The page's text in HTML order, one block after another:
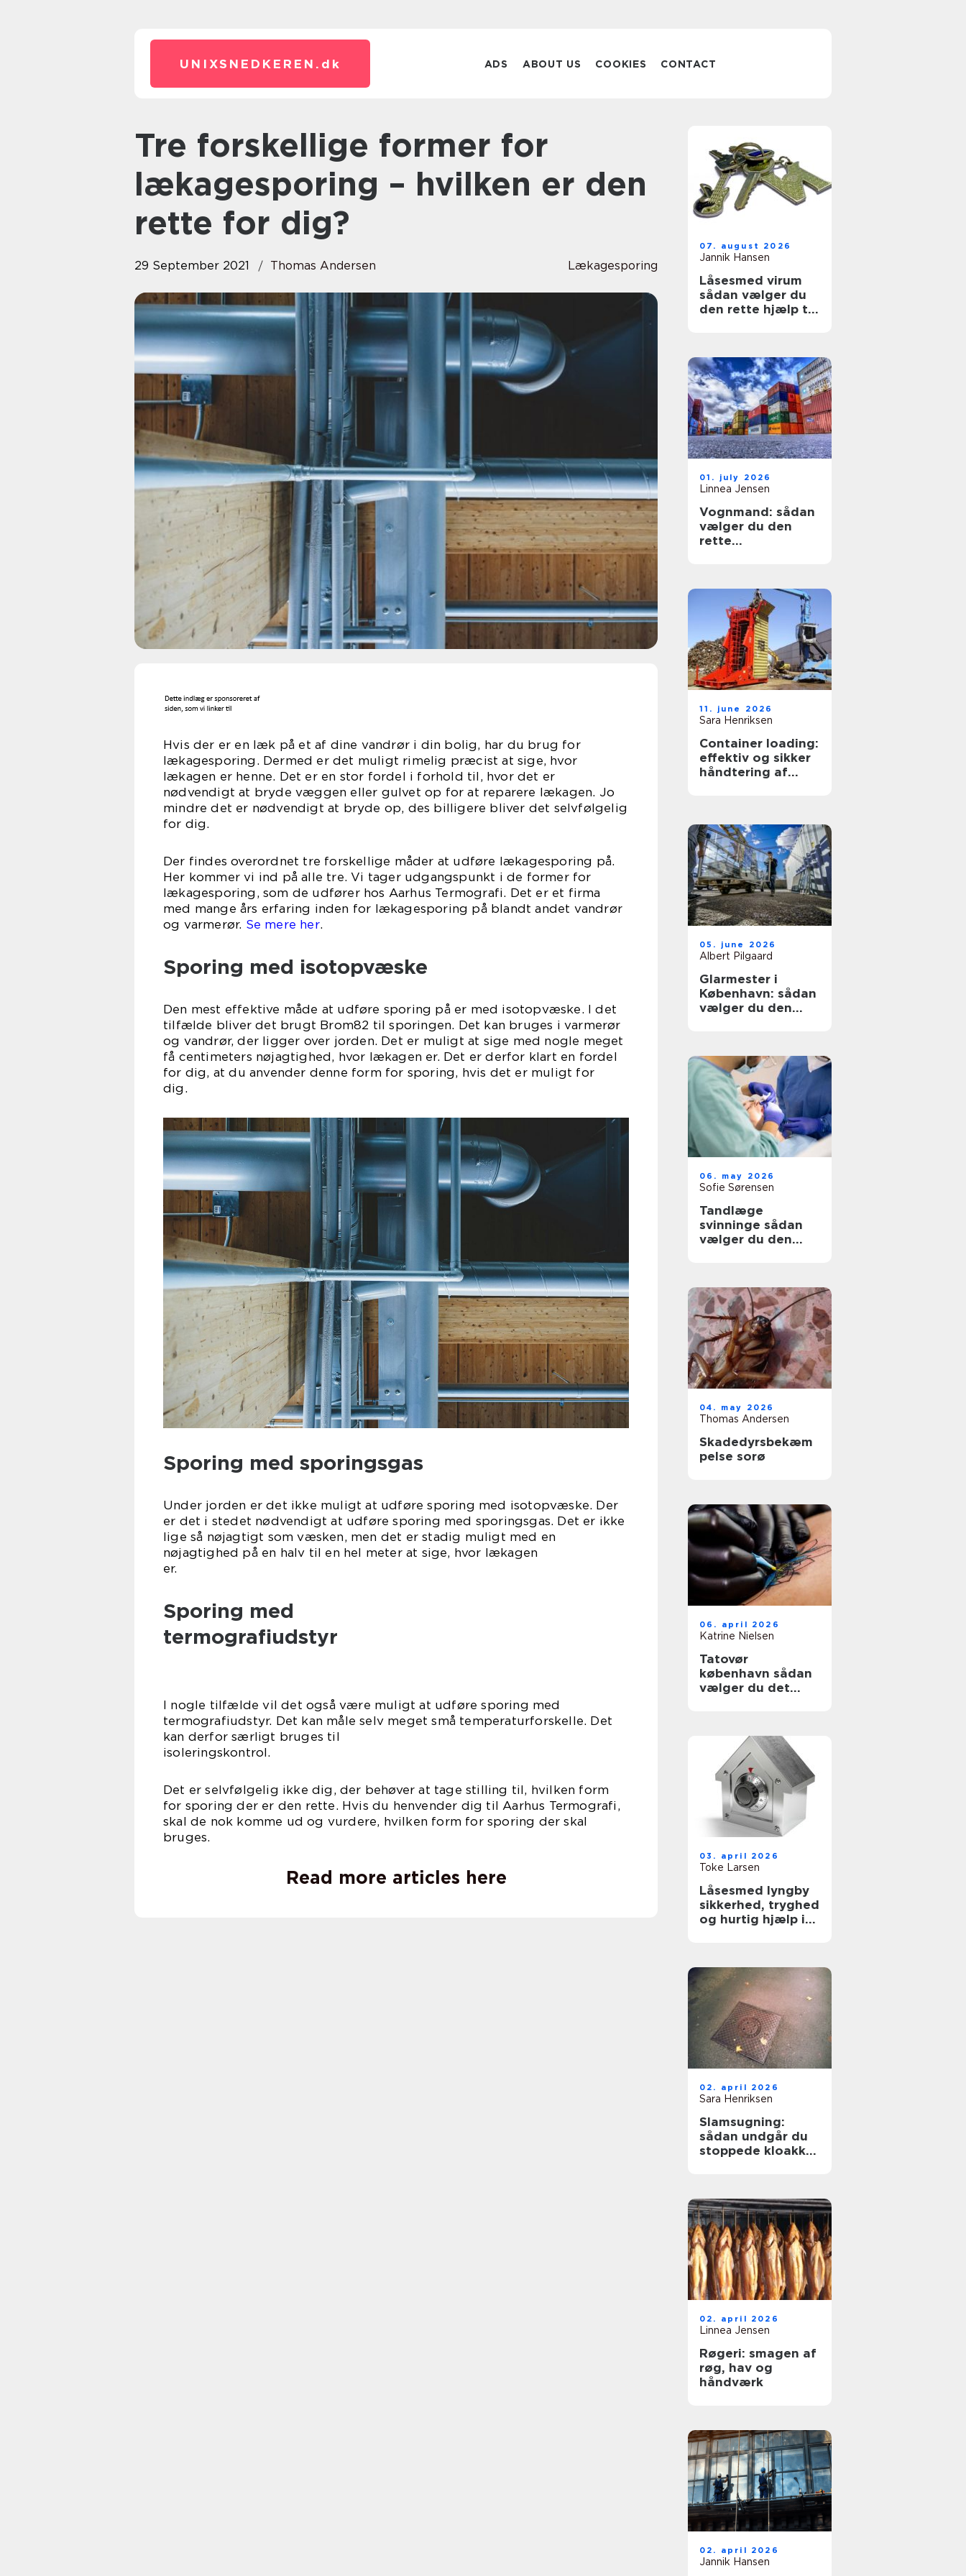
UNIXSNEDKEREN. dk ADS ABOUT US COOKIES CONTACT
Tre forskellige former for
lækagesporing – hvilken er den
rette for dig?
29 September 2021 Thomas Andersen Lækagesporing
Hvis der er en læk på et af dine vandrør i din bolig, har du brug for
lækagesporing. Dermed er det muligt rimelig præcist at sige, hvor
lækagen er henne. Det er en stor fordel i forhold til, hvor det er
nødvendigt at bryde væggen eller gulvet op for at reparere lækagen. Jo
mindre det er nødvendigt at bryde op, des billigere bliver det selvfølgelig
for dig.
Der findes overordnet tre forskellige måder at udføre lækagesporing på.
Her kommer vi ind på alle tre. Vi tager udgangspunkt i de former for
lækagesporing, som de udfører hos Aarhus Termografi. Det er et firma
med mange års erfaring inden for lækagesporing på blandt andet vandrør
og varmerør. Se mere her.
Sporing med isotopvæske
Den mest effektive måde at udføre sporing på er med isotopvæske. I det
tilfælde bliver det brugt Brom82 til sporingen. Det kan bruges i varmerør
og vandrør, der ligger over jorden. Det er muligt at sige med nogle meget
få centimeters nøjagtighed, hvor lækagen er. Det er derfor klart en fordel
for dig, at du anvender denne form for sporing, hvis det er muligt for
dig.
Sporing med sporingsgas
Under jorden er det ikke muligt at udføre sporing med isotopvæske. Der
er det i stedet nødvendigt at udføre sporing med sporingsgas. Det er ikke
lige så nøjagtigt som væsken, men det er stadig muligt med en
nøjagtighed på en halv til en hel meter at sige, hvor lækagen
er.
Sporing med
termografiudstyr
I nogle tilfælde vil det også være muligt at udføre sporing med
termografiudstyr. Det kan måle selv meget små temperaturforskelle. Det
kan derfor særligt bruges til
isoleringskontrol.
Det er selvfølgelig ikke dig, der behøver at tage stilling til, hvilken form
for sporing der er den rette. Hvis du henvender dig til Aarhus Termografi,
skal de nok komme ud og vurdere, hvilken form for sporing der skal
bruges.
Read more articles here
07. august 2026
Jannik Hansen
Låsesmed virum
sådan vælger du
den rette hjælp til
01. july 2026
Linnea Jensen
Vognmand: sådan
vælger du den
rette
11. june 2026
Sara Henriksen
Container loading:
effektiv og sikker
håndtering af
05. june 2026
Albert Pilgaard
Glarmester i
København: sådan
vælger du den
06. may 2026
Sofie Sørensen
Tandlæge
svinninge sådan
vælger du den
04. may 2026
Thomas Andersen
Skadedyrsbekæm
pelse sorø
06. april 2026
Katrine Nielsen
Tatovør
københavn sådan
vælger du det
03. april 2026
Toke Larsen
Låsesmed lyngby
sikkerhed, tryghed
og hurtig hjælp i
02. april 2026
Sara Henriksen
Slamsugning:
sådan undgår du
stoppede kloakker
02. april 2026
Linnea Jensen
Røgeri: smagen af
røg, hav og
håndværk
02. april 2026
Jannik Hansen